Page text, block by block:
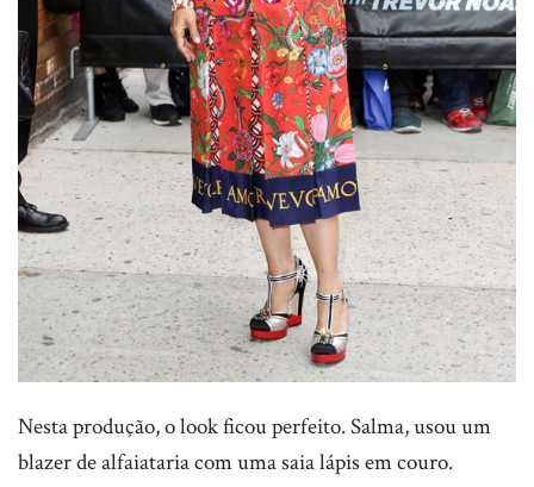
Nesta produção, o look ficou perfeito. Salma, usou um
blazer de alfaiataria com uma saia lápis em couro.